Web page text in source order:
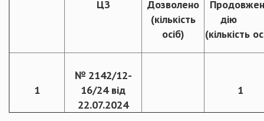
ЦЗ
Дозволено
(кількість
осіб)
дію
(кількість
1
№ 2142/12-
16/24 від
22.07.2024
1